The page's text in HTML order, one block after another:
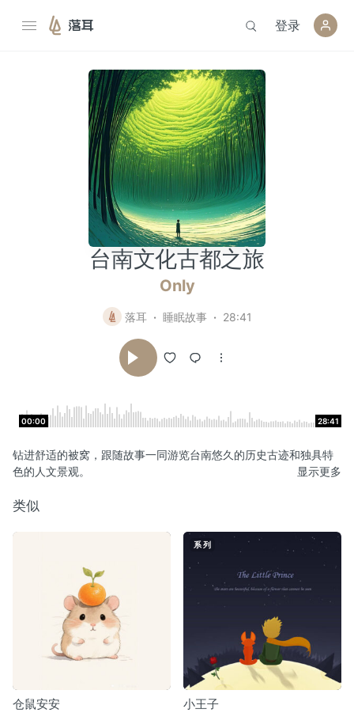
落耳 登录
台南文化古都之旅
Only
落耳 睡眠故事 28:41
00:00 28:41
钻进舒适的被窝，跟随故事一同游览台南悠久的历史古迹和独具特
色的人文景观。
显示更多
类似
仓鼠安安
系列
小王子